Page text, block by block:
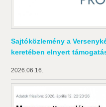
Sajtóközlemény a
keretében elnyert
2026.06.16.